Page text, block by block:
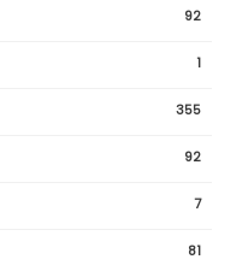
92
1
355
92
7
81